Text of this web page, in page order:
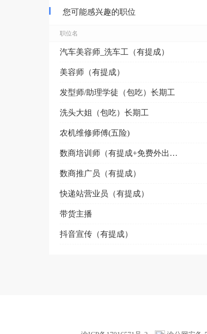
您可能感兴趣的职位
职位名
汽车美容师_洗车工（有提成）
美容师（有提成）
发型师/助理学徒（包吃）长期工
洗头大姐（包吃）长期工
农机维修师傅(五险)
数商培训师（有提成+免费外出培训）
数商推广员（有提成）
快递站营业员（有提成）
带货主播
抖音宣传（有提成）